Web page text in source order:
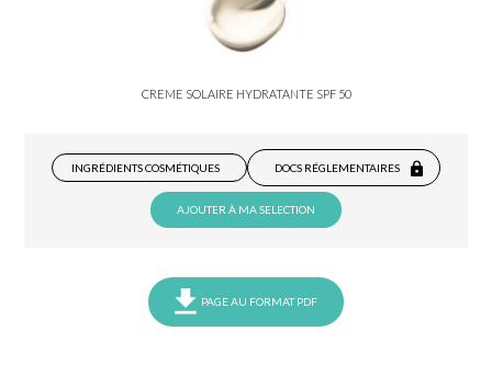
CREME SOLAIRE HYDRATANTE SPF 50
INGRÉDIENTS COSMÉTIQUES DOCS RÉGLEMENTAIRES
AJOUTER À MA SELECTION
PAGE AU FORMAT PDF